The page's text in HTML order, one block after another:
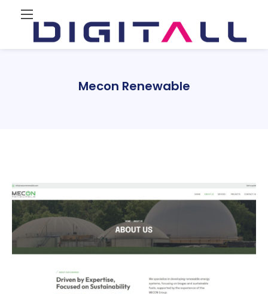
Mecon Renewable